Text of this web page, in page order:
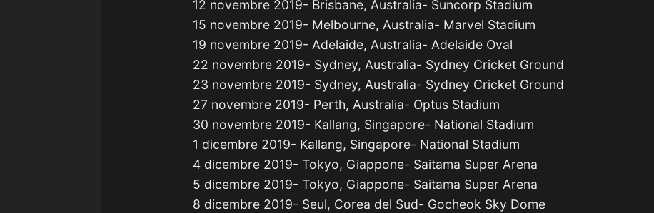
12 novembre 2019- Brisbane, Australia- Suncorp Stadium
15 novembre 2019- Melbourne, Australia- Marvel Stadium
19 novembre 2019- Adelaide, Australia- Adelaide Oval
22 novembre 2019- Sydney, Australia- Sydney Cricket Ground
23 novembre 2019- Sydney, Australia- Sydney Cricket Ground
27 novembre 2019- Perth, Australia- Optus Stadium
30 novembre 2019- Kallang, Singapore- National Stadium
1 dicembre 2019- Kallang, Singapore- National Stadium
4 dicembre 2019- Tokyo, Giappone- Saitama Super Arena
5 dicembre 2019- Tokyo, Giappone- Saitama Super Arena
8 dicembre 2019- Seul, Corea del Sud- Gocheok Sky Dome